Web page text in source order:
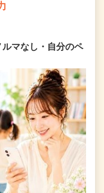
マなし・自分のペ